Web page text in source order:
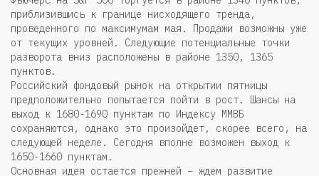
приблизившись к границе нисходящего тренда,
проведенного по максимумам мая. Продажи возможны уже
от текущих уровней. Следующие потенциальные точки
разворота вниз расположены в районе 1350, 1365
пунктов.
Российский фондовый рынок на открытии пятницы
предположительно попытается пойти в рост. Шансы на
выход к 1680-1690 пунктам по Индексу ММВБ
сохраняются, однако это произойдет, скорее всего, на
следующей неделе. Сегодня вполне возможен выход к
1650-1660 пунктам.
Основная идея остается прежней – ждем развитие